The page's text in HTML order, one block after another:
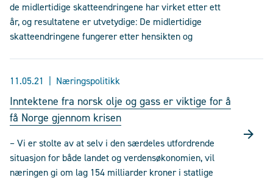
de midlertidige skatteendringene har virket etter ett
år, og resultatene er utvetydige: De midlertidige
skatteendringene fungerer etter hensikten og
11.05.21 Næringspolitikk
Inntektene fra norsk olje og gass er viktige for å
få Norge gjennom krisen
– Vi er stolte av at selv i den særdeles utfordrende
situasjon for både landet og verdensøkonomien, vil
næringen gi om lag 154 milliarder kroner i statlige